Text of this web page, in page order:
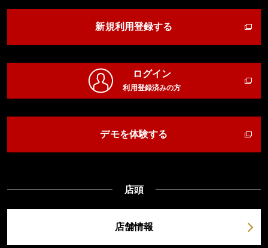
新規利用登録する
ログイン
利用登録済みの方
デモを体験する
店頭
店舗情報